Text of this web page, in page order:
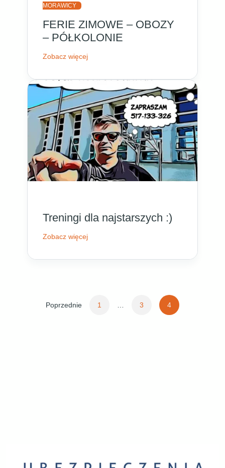
MORAWICY
FERIE ZIMOWE – OBOZY
– PÓŁKOLONIE
Zobacz więcej
Treningi dla najstarszych :)
Zobacz więcej
Stronicowanie
Poprzednie 1 3 4